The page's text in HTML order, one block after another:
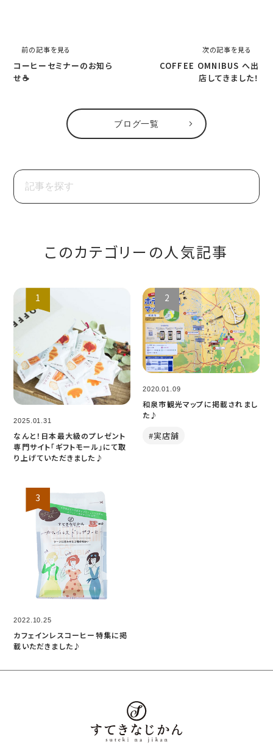
前の記事を見る
コーヒーセミナーのお知ら
せ☕
ブログ一覧
次の記事を見る
COFFEE OMNIBUS へ出
店してきました！
このカテゴリーの人気記事
2025.01.31
なんと！日本最大級のプレゼント
専門サイト「ギフトモール」にて取
り上げていただきました♪
2020.01.09
和泉市観光マップに掲載されまし
た♪
実店舗
2022.10.25
カフェインレスコーヒー特集に掲
載いただきました♪